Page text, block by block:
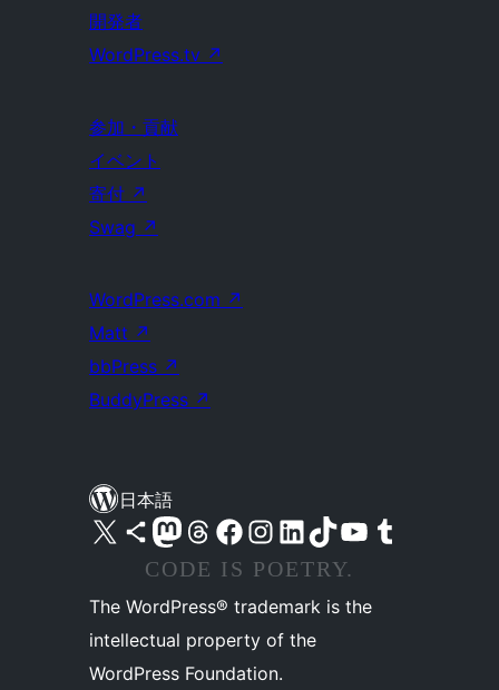
開発者
WordPress.tv ↗
参加・貢献
イベント
寄付 ↗
Swag ↗
WordPress.com ↗
Matt ↗
bbPress ↗
BuddyPress ↗
日本語
X (旧 Twitter) アカウントへ Bluesky アカウントへ Mastodon アカウントへ Threads アカウントへ Facebook ページへ Instagram アカウントへ LinkedIn アカウントへTikTok アカウントへ YouTube チャンネルへ Tumblr アカウントへ
CODE IS POETRY.
The WordPress® trademark is the
intellectual property of the
WordPress Foundation.